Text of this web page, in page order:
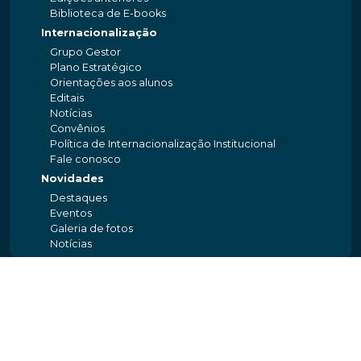
Biblioteca de E-books
Internacionalização
Grupo Gestor
Plano Estratégico
Orientações aos alunos
Editais
Notícias
Convênios
Política de Internacionalização Institucional
Fale conosco
Novidades
Destaques
Eventos
Galeria de fotos
Notícias